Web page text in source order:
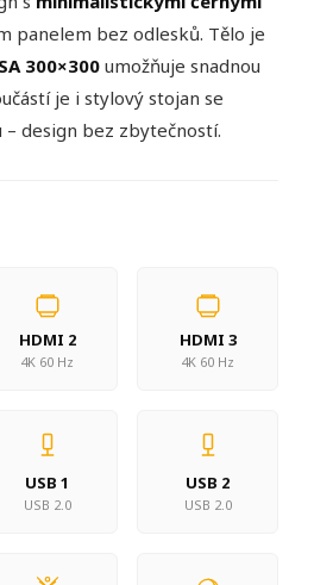
panelem bez odlesků. Tělo je
300×300umožňuje snadnou
je i stylový stojan se
design bez zbytečností.
HDMI 2
4K 60 Hz
HDMI 3
4K 60 Hz
USB 1
USB 2.0
USB 2
USB 2.0